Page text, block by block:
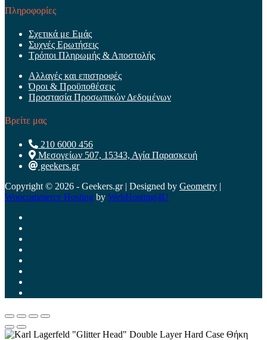
Πληροφορίες
Σχετικά με Εμάς
Συχνές Ερωτήσεις
Τρόποι Πληρωμής & Αποστολής
Αλλαγές και επιστροφές
Όροι & Προϋποθέσεις
Προστασία Προσωπικών Δεδομένων
Βρείτε μας
210 6000 456
Μεσογείων 507, 15343, Αγία Παρασκευή
geekers.gr
Copyright © 2026 - Geekers.gr | Designed by Geometry |
Woocommerce Hosting by WebHosting|4U